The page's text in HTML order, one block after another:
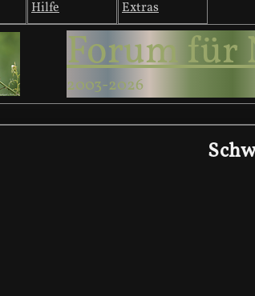
Hilfe Extras
Forum für
2003-2026